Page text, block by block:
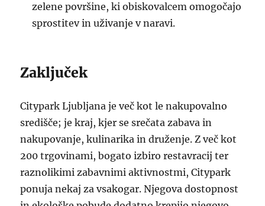
zelene površine, ki obiskovalcem omogočajo
sprostitev in uživanje v naravi.
Zaključek
Citypark Ljubljana je več kot le nakupovalno
središče; je kraj, kjer se srečata zabava in
nakupovanje, kulinarika in druženje. Z več kot
200 trgovinami, bogato izbiro restavracij ter
raznolikimi zabavnimi aktivnostmi, Citypark
ponuja nekaj za vsakogar. Njegova dostopnost